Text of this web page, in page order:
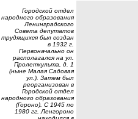
Городской отдел
народного образования
Ленинградского
Совета депутатов
трудящихся был создан
в 1932 г.
Первоначально он
располагался на ул.
Пролеткульта, д. 1
(ныне Малая Садовая
ул.). Затем был
реорганизован в
Городской отдел
народного образования
(Гороно). С 1945 по
1980 гг. Ленгороно